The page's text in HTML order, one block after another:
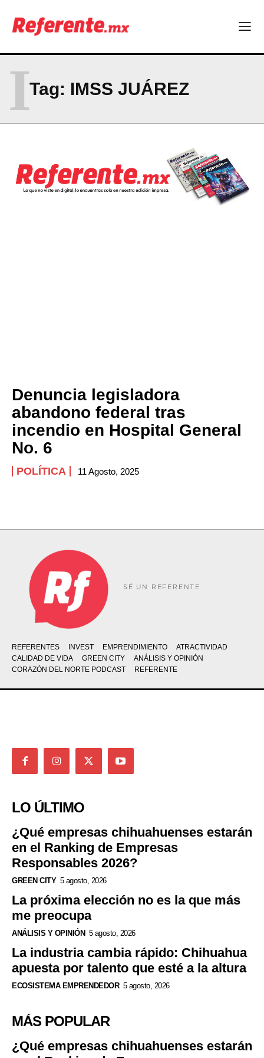
ABOUT
CONTACT
PRIVACY POLICY
NEWSLETTER
Tag: IMSS JUÁREZ
I
Denuncia legisladora
abandono federal tras
incendio en Hospital General
No. 6
POLÍTICA 11 Agosto, 2025
SÉ UN REFERENTE
REFERENTES INVEST EMPRENDIMIENTO
ATRACTIVIDAD
CALIDAD DE VIDA
GREEN CITY
ANÁLISIS Y OPINIÓN
CORAZÓN DEL NORTE PODCAST
REFERENTE
LO ÚLTIMO
¿Qué empresas chihuahuenses estarán
en el Ranking de Empresas
Responsables 2026?
GREEN CITY 5 agosto, 2026
La próxima elección no es la que más
me preocupa
ANÁLISIS Y OPINIÓN 5 agosto, 2026
La industria cambia rápido: Chihuahua
apuesta por talento que esté a la altura
ECOSISTEMA EMPRENDEDOR 5 agosto, 2026
MÁS POPULAR
¿Qué empresas chihuahuenses estarán